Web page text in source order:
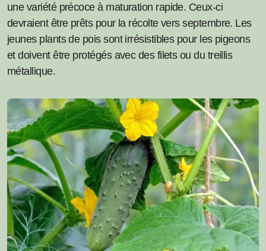
une variété précoce à maturation rapide. Ceux-ci
devraient être prêts pour la récolte vers septembre. Les
jeunes plants de pois sont irrésistibles pour les pigeons
et doivent être protégés avec des filets ou du treillis
métallique.